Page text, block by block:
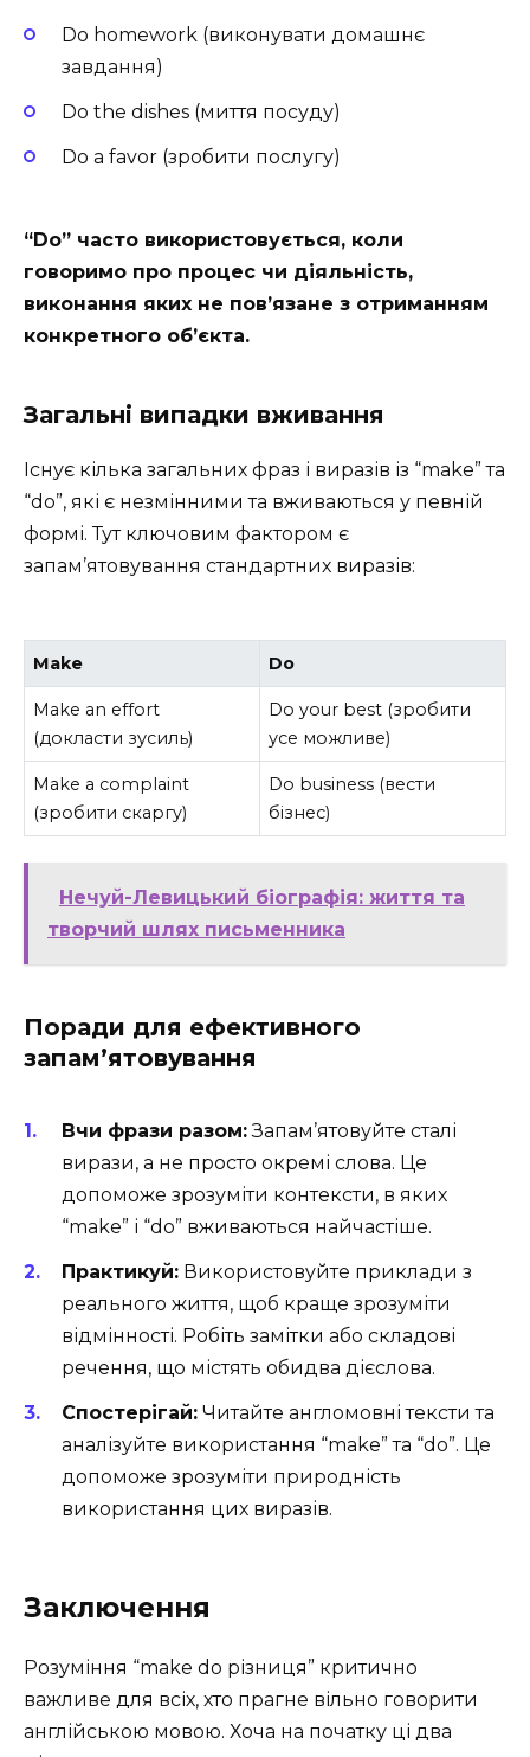
Do homework (виконувати домашнє
завдання)
Do the dishes (миття посуду)
Do a favor (зробити послугу)
“Do” часто використовується, коли
говоримо про процес чи діяльність,
виконання яких не пов’язане з отриманням
конкретного об’єкта.
Загальні випадки вживання
Існує кілька загальних фраз і виразів із “make” та
“do”, які є незмінними та вживаються у певній
формі. Тут ключовим фактором є
запам’ятовування стандартних виразів:
Make Do
Make an effort
(докласти зусиль)
Do your best (зробити
усе можливе)
Make a complaint
(зробити скаргу)
Do business (вести
бізнес)
Нечуй-Левицький біографія: життя та
творчий шлях письменника
Поради для ефективного
запам’ятовування
Вчи фрази разом:Запам’ятовуйте сталі
вирази, а не просто окремі слова. Це
допоможе зрозуміти контексти, в яких
“make” і “do” вживаються найчастіше.
Практикуй: Використовуйте приклади з
реального життя, щоб краще зрозуміти
відмінності. Робіть замітки або складові
речення, що містять обидва дієслова.
Спостерігай: Читайте англомовні тексти та
аналізуйте використання “make” та “do”. Це
допоможе зрозуміти природність
використання цих виразів.
Заключення
Розуміння “make do різниця” критично
важливе для всіх, хто прагне вільно говорити
англійською мовою. Хоча на початку ці два